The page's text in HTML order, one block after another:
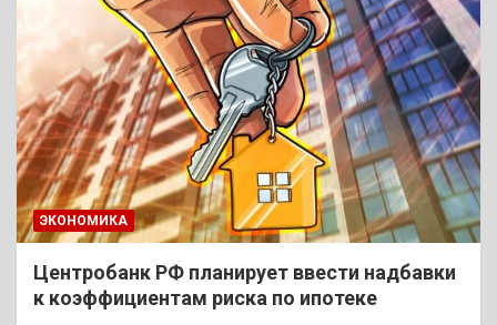
ЭКОНОМИКА
Центробанк РФ планирует ввести надбавки
к коэффициентам риска по ипотеке